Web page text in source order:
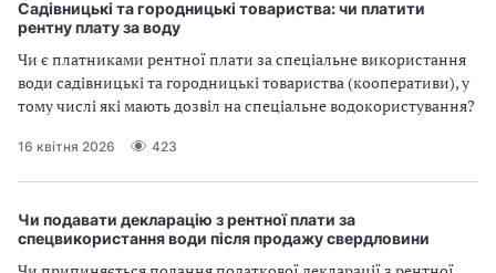
Садівницькі та городницькі товариства: чи платити
рентну плату за воду
Чи є платниками рентної плати за спеціальне використання
води садівницькі та городницькі товариства (кооперативи), у
тому числі які мають дозвіл на спеціальне водокористування?
16 квітня 2026 423
Чи подавати декларацію з рентної плати за
спецвикористання води після продажу свердловини